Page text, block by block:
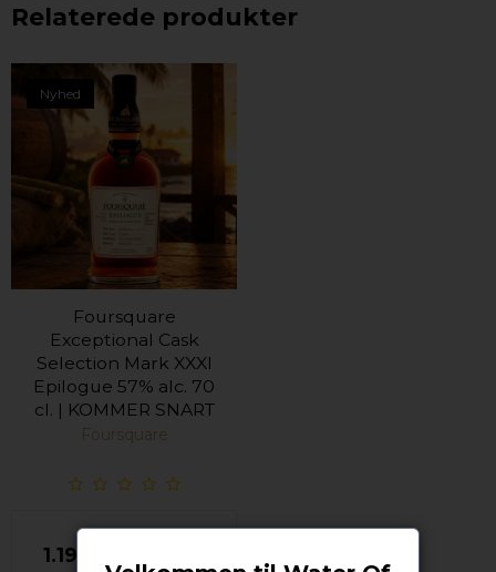
Relaterede produkter
Nyhed
Foursquare
Exceptional Cask
Selection Mark XXXI
Epilogue 57% alc. 70
cl. | KOMMER SNART
Foursquare
1.199,00 DKK